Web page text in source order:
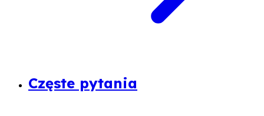
Częste pytania